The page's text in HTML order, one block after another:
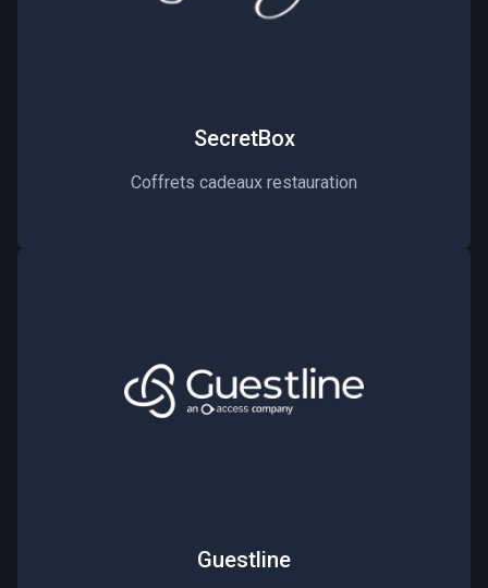
SecretBox
Coffrets cadeaux restauration
Guestline